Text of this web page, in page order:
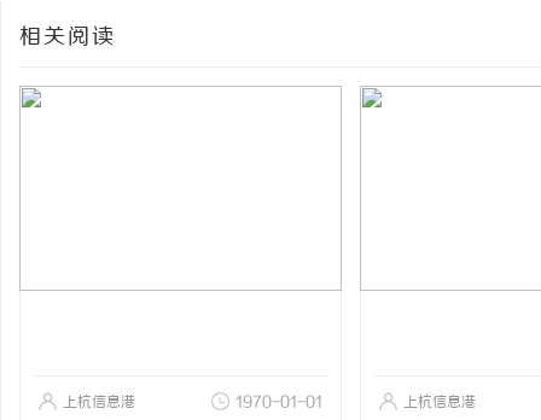
相关阅读
上杭信息港 1970-01-01 上杭信息港